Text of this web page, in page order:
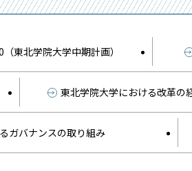
東北学院大学中期計画）
東北学院大学における改革の
ガバナンスの取り組み